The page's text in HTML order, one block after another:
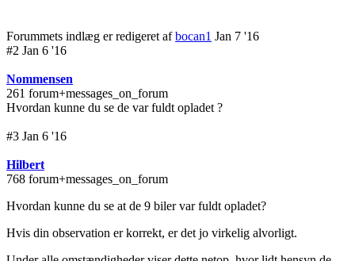
Forummets indlæg er redigeret afbocan1 Jan 7 '16
#2 Jan 6 '16
Nommensen
261 forum+messages_on_forum
Hvordan kunne du se de var fuldt opladet ?
#3 Jan 6 '16
Hilbert
768 forum+messages_on_forum
Hvordan kunne du se at de 9 biler var fuldt opladet?
Hvis din observation er korrekt, er det jo virkelig alvorligt.